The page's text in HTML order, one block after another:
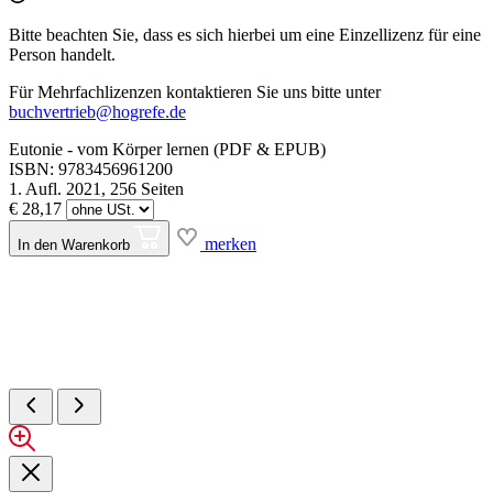
Bitte beachten Sie, dass es sich hierbei um eine Einzellizenz für eine
Person handelt.
Für Mehrfachlizenzen kontaktieren Sie uns bitte unter
buchvertrieb@hogrefe.de
Eutonie - vom Körper lernen (PDF & EPUB)
ISBN: 9783456961200
1. Aufl. 2021, 256 Seiten
€ 28,17
In den Warenkorb merken